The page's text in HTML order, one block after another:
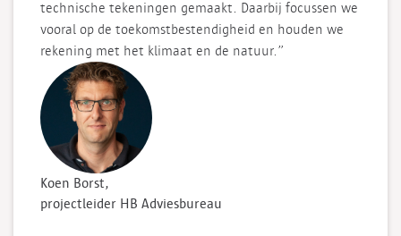
technische tekeningen gemaakt. Daarbij focussen we
vooral op de toekomstbestendigheid en houden we
rekening met het klimaat en de natuur.”
Koen Borst,
projectleider HB Adviesbureau